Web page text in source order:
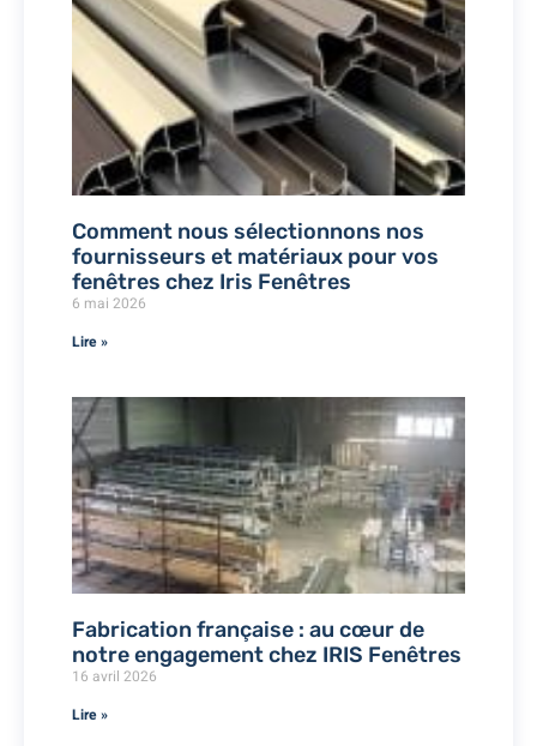
Comment nous sélectionnons nos
fournisseurs et matériaux pour vos
fenêtres chez Iris Fenêtres
6 mai 2026
Lire »
Fabrication française : au cœur de
notre engagement chez IRIS Fenêtres
16 avril 2026
Lire »